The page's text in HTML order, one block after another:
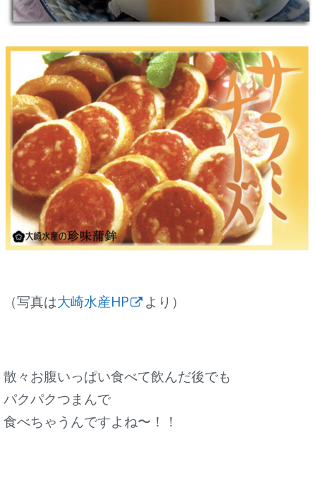
（写真は大崎水産HP より）
散々お腹いっぱい食べて飲んだ後でも
パクパクつまんで
食べちゃうんですよね〜！！